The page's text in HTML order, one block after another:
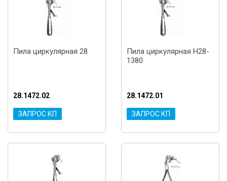
Пила циркулярная 28
28.1472.02
ЗАПРОС КП
Пила циркулярная H28-
1380
28.1472.01
ЗАПРОС КП